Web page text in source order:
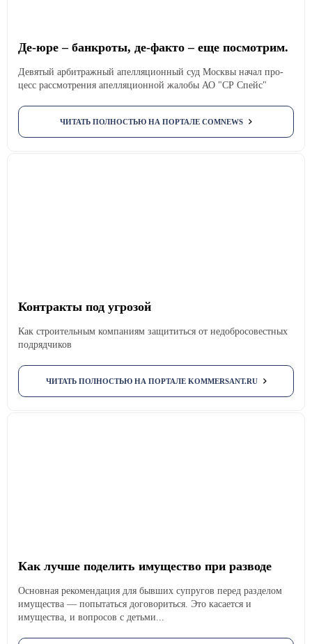
Де-юре – банкроты, де-факто – еще посмотрим.
Де­вятый ар­бит­раж­ный апел­ля­цион­ный суд Мос­квы на­чал про­
цесс рас­смот­ре­ния апел­ля­цион­ной жа­лобы АО "СР Спейс"
ЧИТАТЬ ПОЛНОСТЬЮ НА ПОРТАЛЕ COMNEWS
Контракты под угрозой
Как строительным компаниям защититься от недобросовестных
подрядчиков
ЧИТАТЬ ПОЛНОСТЬЮ НА ПОРТАЛЕ KOMMERSANT.RU
Как лучше поделить имущество при разводе
Основная рекомендация для бывших супругов перед разделом
имущества — попытаться договориться. Это касается и
имущества, и вопросов с детьми...